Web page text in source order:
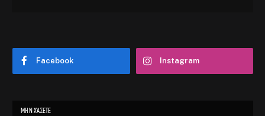
Facebook Instagram
ΜΗΝ ΧΆΣΕΤΕ